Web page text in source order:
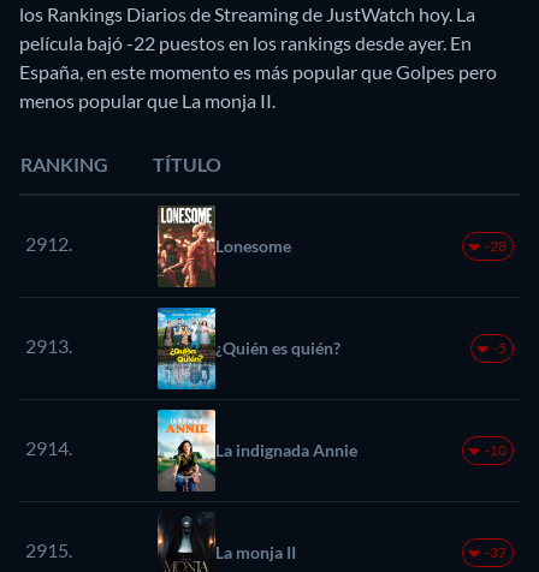
los Rankings Diarios de Streaming de JustWatch hoy. La
película bajó -22 puestos en los rankings desde ayer. En
España, en este momento es más popular que Golpes pero
menos popular que La monja II.
RANKING TÍTULO
2912. Lonesome -28
2913. ¿Quién es quién? -5
2914. La indignada Annie -10
2915. La monja II -37